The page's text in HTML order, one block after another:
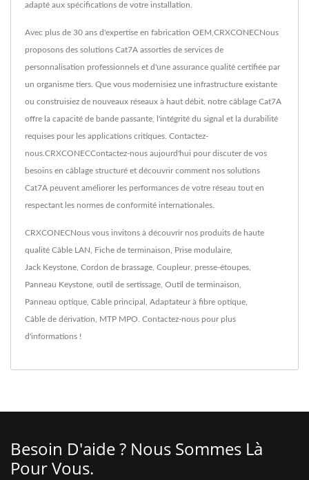
adapté aux spécifications de votre installation.
Avec plus de 30 ans d'expertise en fabrication OEM,CRXCONECNous
proposons des solutions Cat7A assorties de services de
personnalisation professionnels et d'une assurance qualité certifiée par
un organisme tiers. Que vous modernisiez une infrastructure existante
ou construisiez de nouveaux réseaux à haut débit, notre câblage Cat7A
offre la capacité de bande passante, l'intégrité du signal et la durabilité
requises pour les applications critiques. Contactez-
nous.CRXCONECContactez-nous aujourd'hui pour discuter de vos
besoins en câblage structuré et découvrir comment nos solutions
Cat7A peuvent améliorer les performances de votre réseau tout en
respectant les normes de conformité internationales.
CRXCONECNous vous invitons à découvrir nos produits de haute
qualité Câble LAN Fiche de terminaison Prise modulaire
Jack Keystone Cordon de brassage Coupleur, presse-étoupes
Panneau Keystone outil de sertissage Outil de terminaison
Panneau optique Câble principal Adaptateur à fibre optique
Câble de dérivation MTP MPO Contactez-nous pour plus
d'informations !
Besoin D'aide ? Nous Sommes Là
Pour Vous.